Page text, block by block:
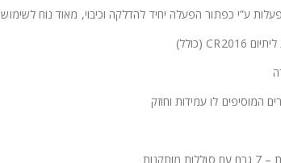
ע”י כפתור הפעלה יחיד להדלקה וכיבוי, מאוד נוח לשימוש
המוסיפים לו עמידות וחוזק